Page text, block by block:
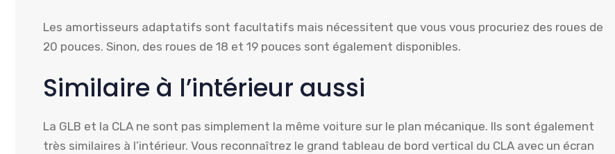
Les amortisseurs adaptatifs sont facultatifs mais nécessitent que vous vous procuriez des roues de
20 pouces. Sinon, des roues de 18 et 19 pouces sont également disponibles.
Similaire à l’intérieur aussi
La GLB et la CLA ne sont pas simplement la même voiture sur le plan mécanique. Ils sont également
très similaires à l’intérieur. Vous reconnaîtrez le grand tableau de bord vertical du CLA avec un écran